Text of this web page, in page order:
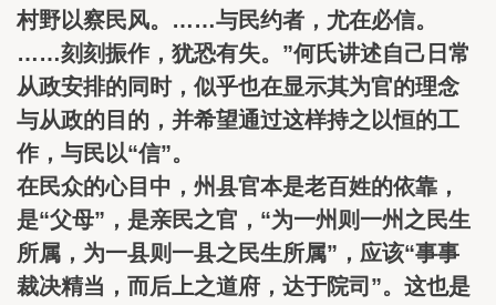
村野以察民风。……与民约者，尤在必信。
……刻刻振作，犹恐有失。”何氏讲述自己日常
从政安排的同时，似乎也在显示其为官的理念
与从政的目的，并希望通过这样持之以恒的工
作，与民以“信”。
在民众的心目中，州县官本是老百姓的依靠，
是“父母”，是亲民之官，“为一州则一州之民生
所属，为一县则一县之民生所属”，应该“事事
裁决精当，而后上之道府，达于院司”。这也是